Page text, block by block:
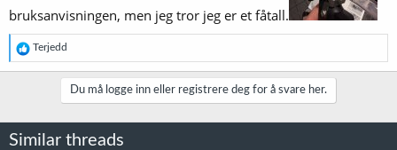
bruksanvisningen, men jeg tror jeg er et fåtall.
R
e
a
n
Terjedd
Du må logge inn eller registrere deg for å svare her.
Similar threads